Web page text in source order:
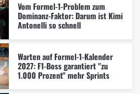
Vom Formel-1-Problem zum
Dominanz-Faktor: Darum ist Kimi
Antonelli so schnell
Warten auf Formel-1-Kalender
2027: F1-Boss garantiert "zu
1.000 Prozent" mehr Sprints